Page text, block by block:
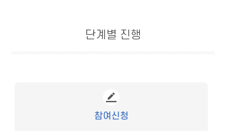
단계별 진행
참여신청